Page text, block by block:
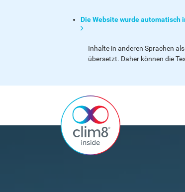
Die Website wurde automatisch
Inhalte in anderen Sprachen
übersetzt. Daher können die